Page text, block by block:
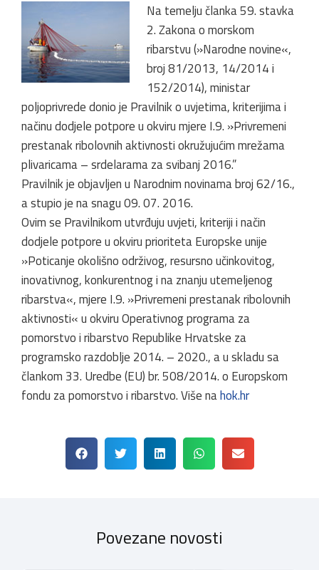
Na temelju članka 59. stavka
2. Zakona o morskom
ribarstvu (»Narodne novine«,
broj 81/2013, 14/2014 i
152/2014), ministar
poljoprivrede donio je Pravilnik o uvjetima, kriterijima i
načinu dodjele potpore u okviru mjere I.9. »Privremeni
prestanak ribolovnih aktivnosti okružujućim mrežama
plivaricama – srdelarama za svibanj 2016.”
Pravilnik je objavljen u Narodnim novinama broj 62/16.,
a stupio je na snagu 09. 07. 2016.
Ovim se Pravilnikom utvrđuju uvjeti, kriteriji i način
dodjele potpore u okviru prioriteta Europske unije
»Poticanje okolišno održivog, resursno učinkovitog,
inovativnog, konkurentnog i na znanju utemeljenog
ribarstva«, mjere I.9. »Privremeni prestanak ribolovnih
aktivnosti« u okviru Operativnog programa za
pomorstvo i ribarstvo Republike Hrvatske za
programsko razdoblje 2014. – 2020., a u skladu sa
člankom 33. Uredbe (EU) br. 508/2014. o Europskom
fondu za pomorstvo i ribarstvo. Više nahok.hr
Povezane novosti